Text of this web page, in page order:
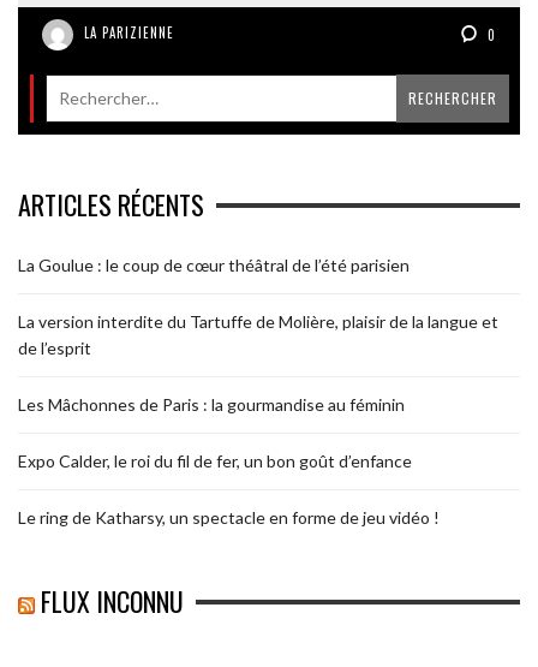
LA PARIZIENNE 0
ARTICLES RÉCENTS
La Goulue : le coup de cœur théâtral de l’été parisien
La version interdite du Tartuffe de Molière, plaisir de la langue et
de l’esprit
Les Mâchonnes de Paris : la gourmandise au féminin
Expo Calder, le roi du fil de fer, un bon goût d’enfance
Le ring de Katharsy, un spectacle en forme de jeu vidéo !
FLUX INCONNU